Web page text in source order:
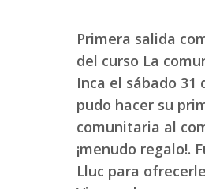
Primera salida
del curso La
Inca el sábado 31
pudo hacer su
comunitaria al
¡menudo regalo!.
Lluc para